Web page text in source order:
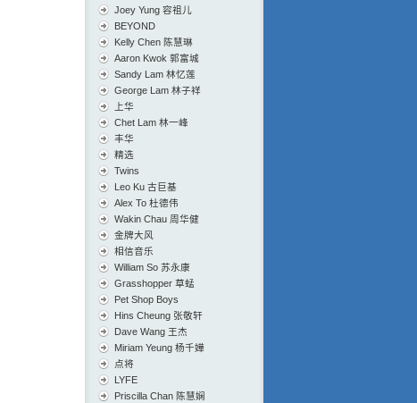
Joey Yung 容祖儿
BEYOND
Kelly Chen 陈慧琳
Aaron Kwok 郭富城
Sandy Lam 林忆莲
George Lam 林子祥
上华
Chet Lam 林一峰
丰华
精选
Twins
Leo Ku 古巨基
Alex To 杜德伟
Wakin Chau 周华健
金牌大风
相信音乐
William So 苏永康
Grasshopper 草蜢
Pet Shop Boys
Hins Cheung 张敬轩
Dave Wang 王杰
Miriam Yeung 杨千嬅
点将
LYFE
Priscilla Chan 陈慧娴